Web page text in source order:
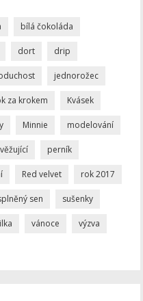
bílá čokoláda
dort drip
jednorožec
za krokem Kvásek
Minnie modelování
perník
Red velvet rok 2017
sen sušenky
vánoce výzva